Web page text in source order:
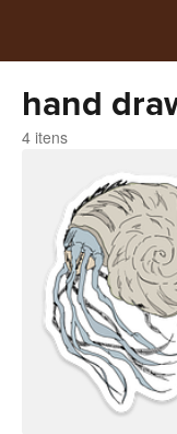
hand
4 itens